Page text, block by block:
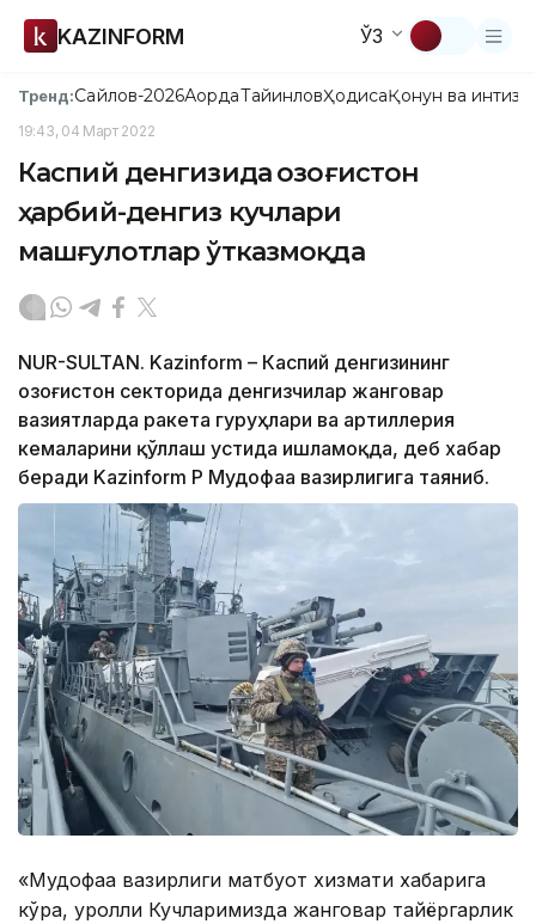
KAZINFORM ЎЗ
Тренд:Сайлов-2026АқордаТайинловҲодисаҚонун ва
19:43, 04 Март 2022
Каспий денгизида Қозоғистон
ҳарбий-денгиз кучлари
машғулотлар ўтказмоқда
NUR-SULTAN. Kazinform – Каспий денгизининг
Қозоғистон секторида денгизчилар жанговар
вазиятларда ракета гуруҳлари ва артиллерия
кемаларини қўллаш устида ишламоқда, деб хабар
беради Kazinform ҚР Мудофаа вазирлигига таяниб.
«Мудофаа вазирлиги матбуот хизмати хабарига
кўра, Қуролли Кучларимизда жанговар тайёргарлик